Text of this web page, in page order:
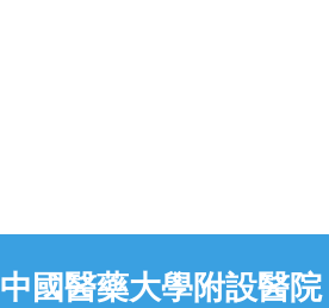
中國醫藥大學附設醫院